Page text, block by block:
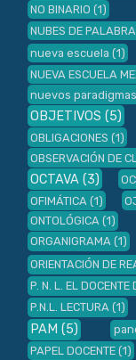
NO BINARIO (1)
NUBES DE
nueva escuela (1)
NUEVA ESCUELA
nuevos paradigmas
OBJETIVOS (5)
OBLIGACIONES (1)
OBSERVACIÓN DE
OCTAVA (3)
OFIMÁTICA (1)
ONTOLÓGICA (1)
ORGANIGRAMA (1)
ORIENTACIÓN DE
P. N. L. EL
P.N.L. LECTURA (1)
PAM (5)
PAPEL DOCENTE (1)